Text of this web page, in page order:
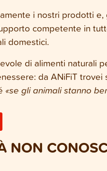
i nostri prodotti
competente in
domestici.
di alimenti naturali
da ANiFiT
«se gli animali stanno
NON